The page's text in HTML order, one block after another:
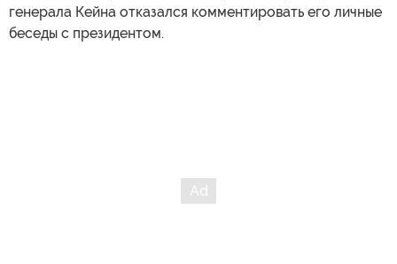
генерала Кейна отказался комментировать его личные
беседы с президентом.